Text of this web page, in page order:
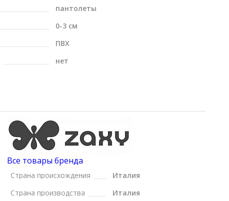
пантолеты
0-3 см
ПВХ
нет
Все товары бренда
Страна происхождения
Италия
Страна производства
Италия